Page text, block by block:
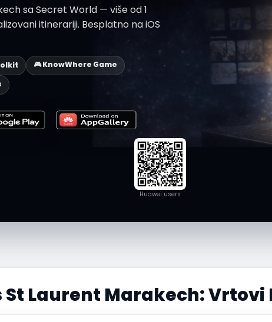
sa Secret World — više od 1
itinerariji. Besplatno na iOS
🎮 KnowWhere Game
Huawei users
St Laurent Marakech: